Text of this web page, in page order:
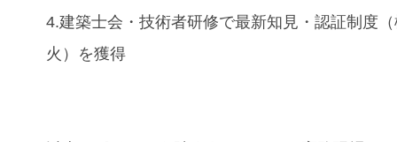
4.建築士会・技術者研修で最新知見・認証制度
火）を獲得